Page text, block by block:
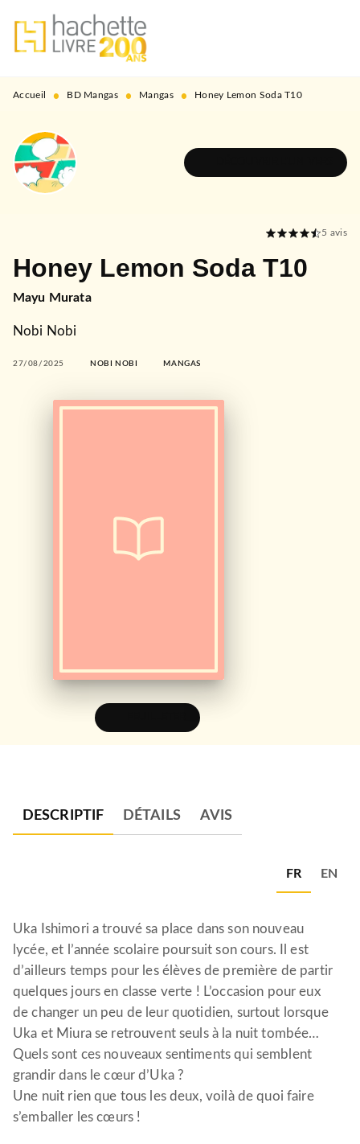
MENU RECHERCHE
PIED DE PAGE
Accueil • BD Mangas • Mangas • Honey Lemon Soda T10
5 avis
Honey Lemon Soda T10
Mayu Murata
Nobi Nobi
27/08/2025 NOBI NOBI MANGAS
DESCRIPTIF DÉTAILS AVIS
FR EN
Uka Ishimori a trouvé sa place dans son nouveau
lycée, et l’année scolaire poursuit son cours. Il est
d’ailleurs temps pour les élèves de première de partir
quelques jours en classe verte ! L’occasion pour eux
de changer un peu de leur quotidien, surtout lorsque
Uka et Miura se retrouvent seuls à la nuit tombée…
Quels sont ces nouveaux sentiments qui semblent
grandir dans le cœur d’Uka ?
Une nuit rien que tous les deux, voilà de quoi faire
s’emballer les cœurs !